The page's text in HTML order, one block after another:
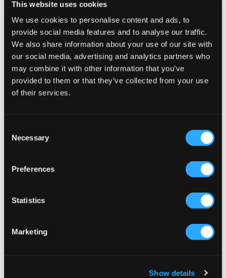
This website uses cookies
We use cookies to personalise content and ads, to
provide social media features and to analyse our traffic.
We also share information about your use of our site with
our social media, advertising and analytics partners who
may combine it with other information that you’ve
provided to them or that they’ve collected from your use
of their services.
Selection
Necessary
Preferences
Statistics
Marketing
Show details
Capslab
7,50 €
15 €